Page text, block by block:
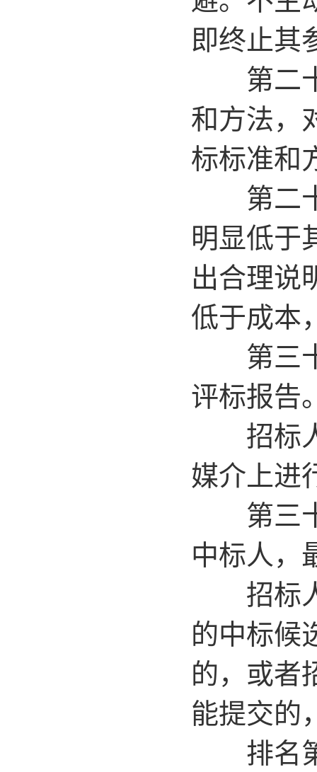
即终止其
第二十
和方法，
标标准和
第二十
明显低于
出合理说
低于成本
第三十
评标报告
招标人
媒介上进
第三十
中标人，
招标人
的中标候
的，或者
能提交的
排名第